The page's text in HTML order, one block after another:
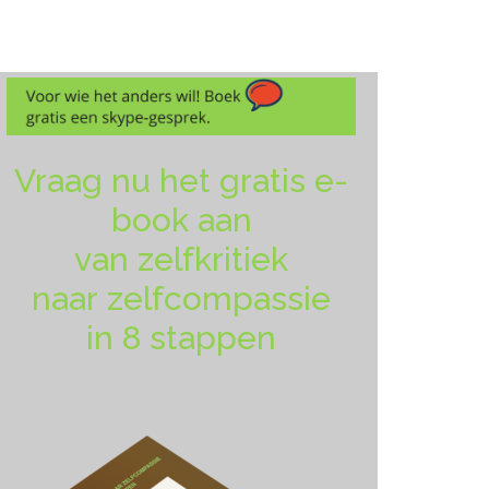
Vraag nu het gratis e-
book aan
van zelfkritiek
naar zelfcompassie
in 8 stappen